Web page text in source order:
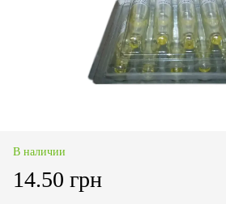
В наличии
14.50 грн